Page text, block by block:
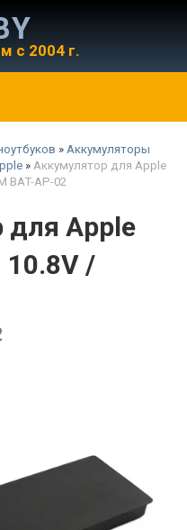
с 2004 г.
» Аккумуляторы
» Аккумулятор для Apple
BAT-AP-02
для Apple
10.8V /